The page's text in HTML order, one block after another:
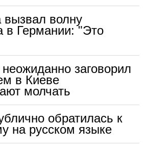
волну
в Германии: "Это
заговорил
в Киеве
молчать
обратилась к
на русском языке